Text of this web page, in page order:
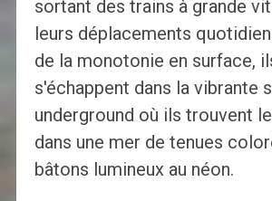
sortant des trains à grande
leurs déplacements
de la monotonie en surface,
s'échappent dans la vibrante
underground où ils trouvent
dans une mer de tenues
bâtons lumineux au néon.